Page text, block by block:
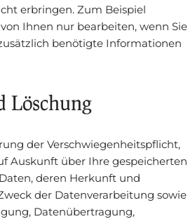
erbringen. Zum Beispiel
Ihnen nur bearbeiten, wenn Sie
benötigte Informationen
Löschung
der Verschwiegenheitspflicht,
Auskunft über Ihre gespeicherten
deren Herkunft und
der Datenverarbeitung sowie
Datenübertragung,